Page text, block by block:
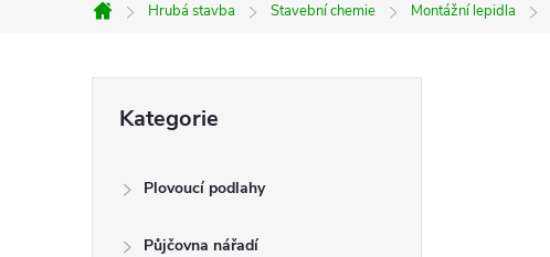
Domů
Hrubá stavba Stavební chemie Montážní lepidla
kategorie
Kategorie
Plovoucí podlahy
Půjčovna nářadí